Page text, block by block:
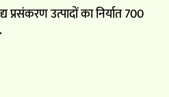
उत्पादों का निर्यात 700